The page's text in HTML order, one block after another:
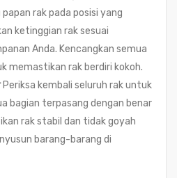
rak pada posisi yang
ketinggian rak sesuai
Anda. Kencangkan semua
memastikan rak berdiri kokoh.
Periksa kembali seluruh rak untuk
bagian terpasang dengan benar
rak stabil dan tidak goyah
barang-barang di